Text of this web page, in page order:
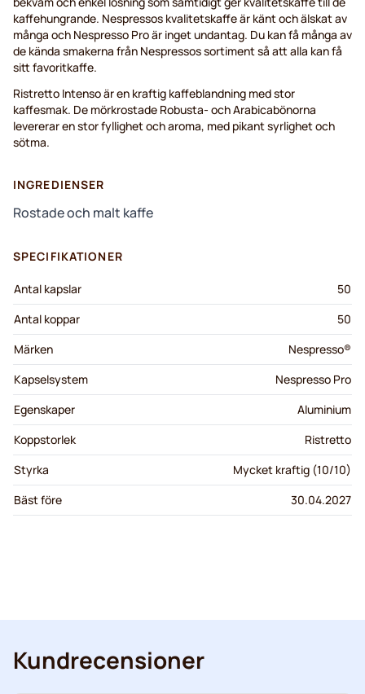
kaffehungrande. Nespressos kvalitetskaffe är känt och älskat av
många och Nespresso Pro är inget undantag. Du kan få många av
de kända smakerna från Nespressos sortiment så att alla kan få
sitt favoritkaffe.
Ristretto Intenso är en kraftig kaffeblandning med stor
kaffesmak. De mörkrostade Robusta- och Arabicabönorna
levererar en stor fyllighet och aroma, med pikant syrlighet och
sötma.
INGREDIENSER
Rostade och malt kaffe
SPECIFIKATIONER
Antal kapslar
50
Antal koppar
50
Märken
Nespresso®
Kapselsystem
Nespresso Pro
Egenskaper
Aluminium
Koppstorlek
Ristretto
Styrka
Mycket kraftig (10/10)
Bäst före
30.04.2027
Kundrecensioner